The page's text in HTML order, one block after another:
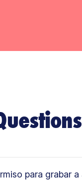
para grabar a